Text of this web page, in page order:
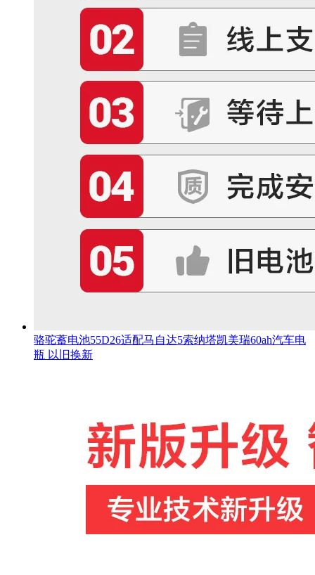
骆驼蓄电池55D26适配马自达5索纳塔凯美瑞60ah汽车电
瓶 以旧换新